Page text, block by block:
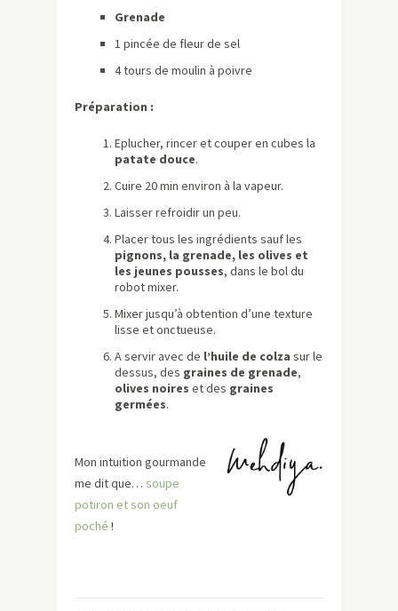
Grenade
1 pincée de fleur de sel
4 tours de moulin à poivre
Préparation :
Eplucher, rincer et couper en cubes la
patate douce.
Cuire 20 min environ à la vapeur.
Laisser refroidir un peu.
Placer tous les ingrédients sauf les
pignons, la grenade, les olives et
les jeunes pousses, dans le bol du
robot mixer.
Mixer jusqu’à obtention d’une texture
lisse et onctueuse.
A servir avec de l’huile de colza sur le
dessus, des graines de grenade,
olives noires et des graines
germées.
Mon intuition gourmande
me dit que… soupe
potiron et son oeuf
poché !